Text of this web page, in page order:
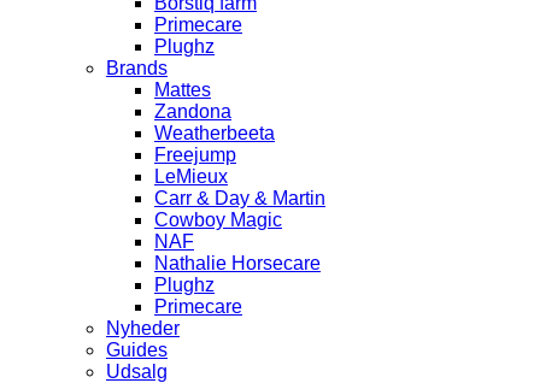
Primecare
Plughz
Brands
Mattes
Zandona
Weatherbeeta
Freejump
LeMieux
Carr & Day & Martin
Cowboy Magic
NAF
Nathalie Horsecare
Plughz
Primecare
Nyheder
Guides
Udsalg